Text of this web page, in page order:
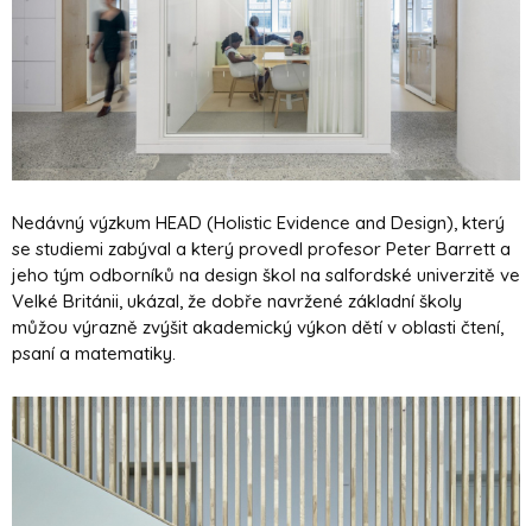
Nedávný výzkum HEAD (Holistic Evidence and Design), který
se studiemi zabýval a který provedl profesor Peter Barrett a
jeho tým odborníků na design škol na salfordské univerzitě ve
Velké Británii, ukázal, že dobře navržené základní školy
můžou výrazně zvýšit akademický výkon dětí v oblasti čtení,
psaní a matematiky.